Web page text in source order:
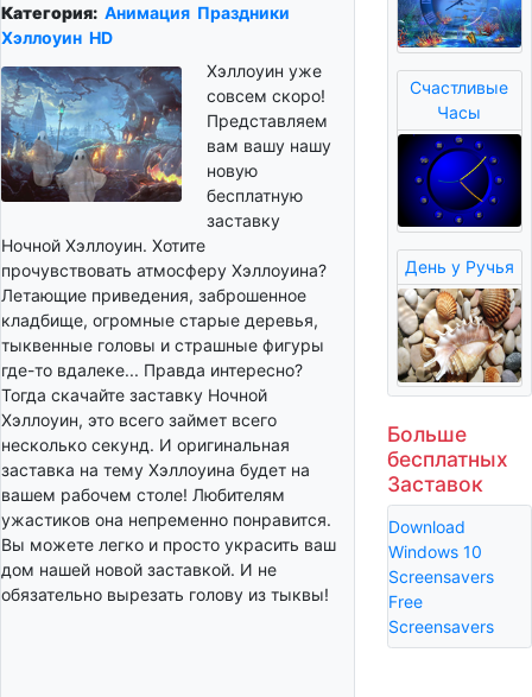
Категория: Анимация Праздники
Хэллоуин HD
Хэллоуин уже
совсем скоро!
Представляем
вам вашу нашу
новую
бесплатную
заставку
Ночной Хэллоуин. Хотите
прочувствовать атмосферу Хэллоуина?
Летающие приведения, заброшенное
кладбище, огромные старые деревья,
тыквенные головы и страшные фигуры
где-то вдалеке... Правда интересно?
Тогда скачайте заставку Ночной
Хэллоуин, это всего займет всего
несколько секунд. И оригинальная
заставка на тему Хэллоуина будет на
вашем рабочем столе! Любителям
ужастиков она непременно понравится.
Вы можете легко и просто украсить ваш
дом нашей новой заставкой. И не
обязательно вырезать голову из тыквы!
Счастливые
Часы
День у Ручья
Больше
бесплатных
Заставок
Download
Windows 10
Screensavers
Free
Screensavers